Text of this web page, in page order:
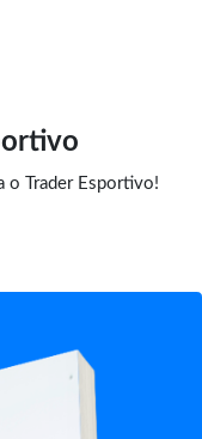
o Trader Esportivo!